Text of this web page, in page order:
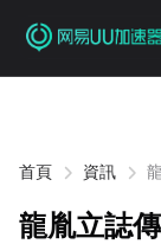
首頁 資訊
龍胤立誌